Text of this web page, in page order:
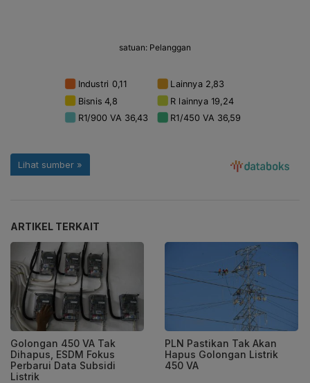
ARTIKEL TERKAIT
Golongan 450 VA Tak
Dihapus, ESDM Fokus
Perbarui Data Subsidi
Listrik
PLN Pastikan Tak Akan
Hapus Golongan Listrik
450 VA